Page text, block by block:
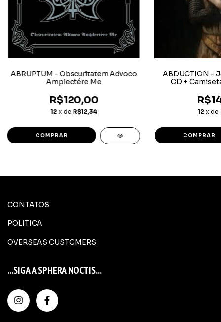
ABRUPTUM - Obscuritatem Advoco
Amplectére Me
R$120,00
12 x de R$12,34
ABDUCTION -
CD +
12 x de
CONTATOS
POLITICA
OVERSEAS CUSTOMERS
...SIGA A SPHERA NOCTIS...